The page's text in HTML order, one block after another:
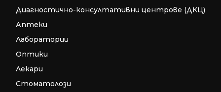
Диагностично-консултативни центрове (ДКЦ)
Аптеки
Лаборатории
Оптики
Лекари
Стоматолози